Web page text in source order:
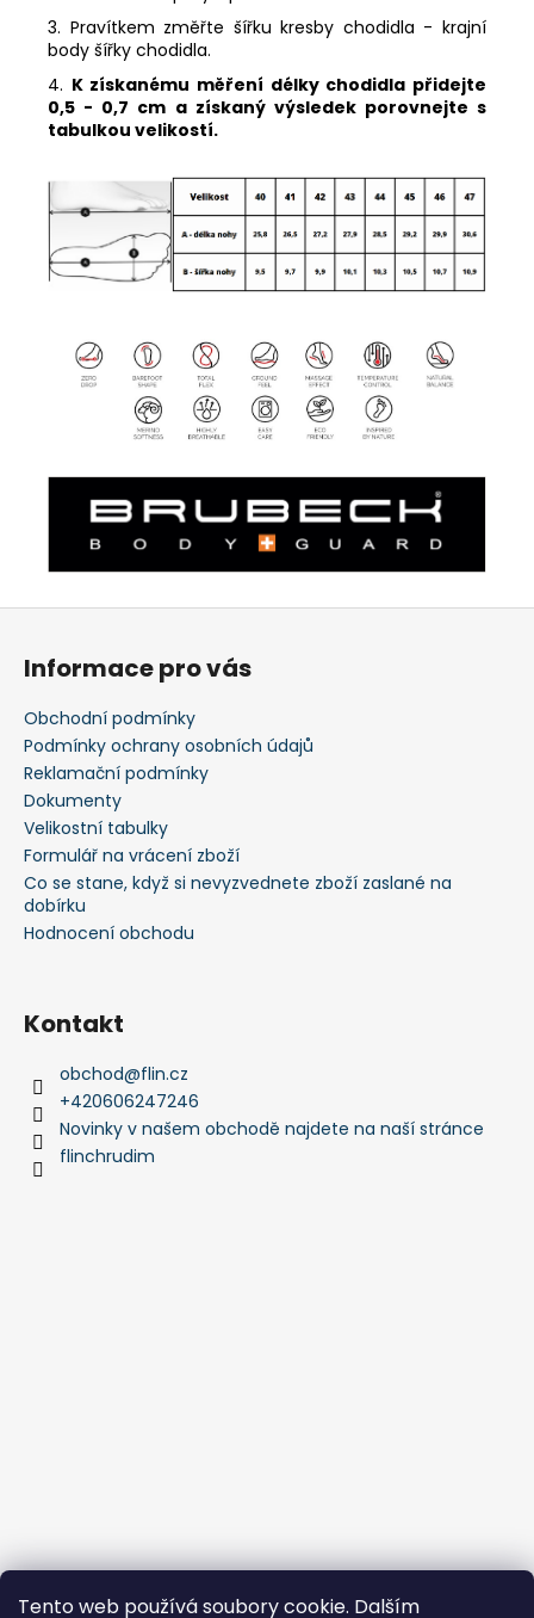
Tento web používá soubory cookie. Dalším
3. Pravítkem změřte šířku kresby chodidla - krajní
body šířky chodidla.
4. K získanému měření délky chodidla přidejte
0,5 - 0,7 cm a získaný výsledek porovnejte s
tabulkou velikostí.
Informace pro vás
Obchodní podmínky
Podmínky ochrany osobních údajů
Reklamační podmínky
Dokumenty
Velikostní tabulky
Formulář na vrácení zboží
Co se stane, když si nevyzvednete zboží zaslané na
dobírku
Hodnocení obchodu
Kontakt
obchod@flin.cz
+420606247246
Novinky v našem obchodě najdete na naší stránce
flinchrudim